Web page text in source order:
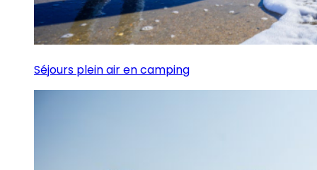
Séjours plein air en camping